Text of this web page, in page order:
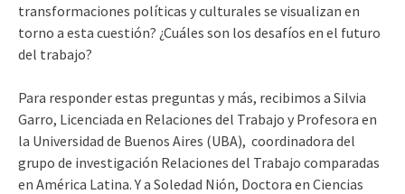
transformaciones políticas y culturales se visualizan en
torno a esta cuestión? ¿Cuáles son los desafíos en el futuro
del trabajo?
Para responder estas preguntas y más, recibimos a Silvia
Garro, Licenciada en Relaciones del Trabajo y Profesora en
la Universidad de Buenos Aires (UBA), coordinadora del
grupo de investigación Relaciones del Trabajo comparadas
en América Latina. Y a Soledad Nión, Doctora en Ciencias